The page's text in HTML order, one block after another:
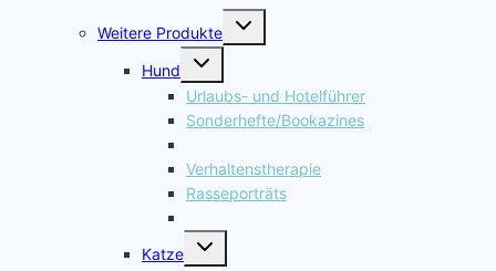
Weitere Produkte
Untermenü
Hund
Untermenü
Urlaubs- und Hotelführer
Sonderhefte/Bookazines
Verhaltenstherapie
Rasseporträts
Katze
Untermenü